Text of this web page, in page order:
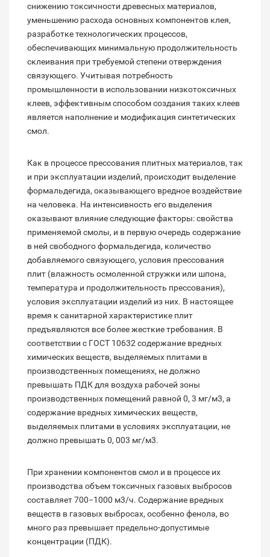
снижению токсичности древесных материалов,
уменьшению расхода основных компонентов клея,
разработке технологических процессов,
обеспечивающих минимальную продолжительность
склеивания при требуемой степени отверждения
связующего. Учитывая потребность
промышленности в использовании низкотоксичных
клеев, эффективным способом создания таких клеев
является наполнение и модификация синтетических
смол.
Как в процессе прессования плитных материалов, так
и при эксплуатации изделий, происходит выделение
формальдегида, оказывающего вредное воздействие
на человека. На интенсивность его выделения
оказывают влияние следующие факторы: свойства
применяемой смолы, и в первую очередь содержание
в ней свободного формальдегида, количество
добавляемого связующего, условия прессования
плит (влажность осмоленной стружки или шпона,
температура и продолжительность прессования),
условия эксплуатации изделий из них. В настоящее
время к санитарной характеристике плит
предъявляются все более жесткие требования. В
соответствии с ГОСТ 10632 содержание вредных
химических веществ, выделяемых плитами в
производственных помещениях, не должно
превышать ПДК для воздуха рабочей зоны
производственных помещений равной 0, 3 мг/м3, а
содержание вредных химических веществ,
выделяемых плитами в условиях эксплуатации, не
должно превышать 0, 003 мг/м3.
При хранении компонентов смол и в процессе их
производства объем токсичных газовых выбросов
составляет 700−1000 м3/ч. Содержание вредных
веществ в газовых выбросах, особенно фенола, во
много раз превышает предельно-допустимые
концентрации (ПДК).